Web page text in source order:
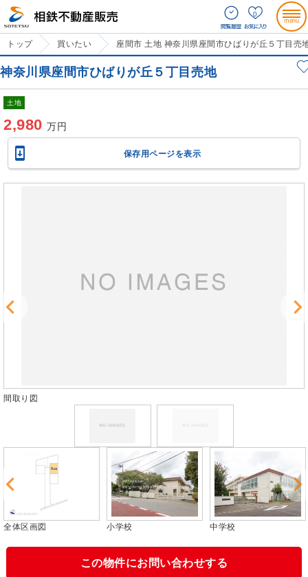
0
トップ 買いたい 座間市 土地 神奈川県座間市ひばりが丘５丁目売
神奈川県座間市ひばりが丘５丁目売地
土地
2,980万円
 保存用ページを表示
間取り図
全体区画図 小学校 中学校
この物件にお問い合わせする